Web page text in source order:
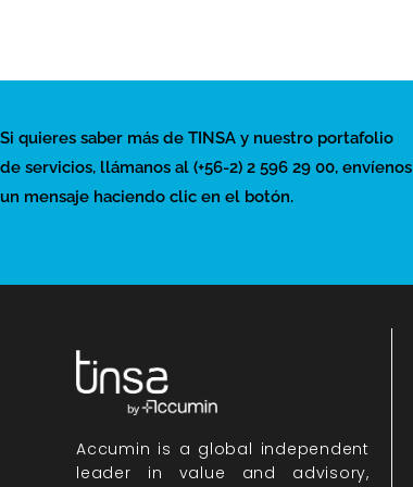
Si quieres saber más de TINSA y nuestro portafolio
de servicios, llámanos al (+56-2) 2 596 29 00, envíenos
un mensaje haciendo clic en el botón.
Accumin is a global independent
leader in value and advisory,